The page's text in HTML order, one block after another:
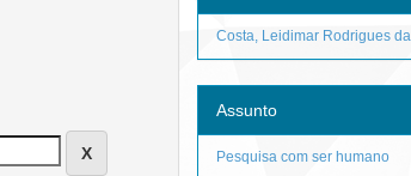
Costa, Leidimar Rodrigues da
Assunto
Pesquisa com ser humano